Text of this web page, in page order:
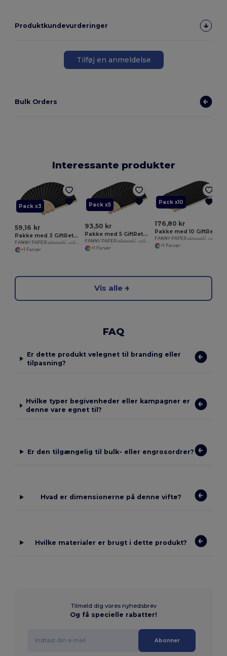
Produktkundevurderinger
Tilføj en anmeldelse
Bulk Orders
Interessante produkter
Pack x3
59,16 kr
Pakke med 3 GiftRetail MO6828
+1 Farver
Pack x5
93,50 kr
Pakke med 5 GiftRetail MO6828
+1 Farver
Pack x10
176,80 kr
+1 Farver
Vis alle
FAQ
Er dette produkt velegnet til branding eller
tilpasning?
Hvilke typer begivenheder eller kampagner er
denne vare egnet til?
Er den tilgængelig til bulk- eller engrosordrer?
Hvad er dimensionerne på denne vifte?
Hvilke materialer er brugt i dette produkt?
Tilmeld dig vores nyhedsbrev
Og få specielle rabatter!
Abonner